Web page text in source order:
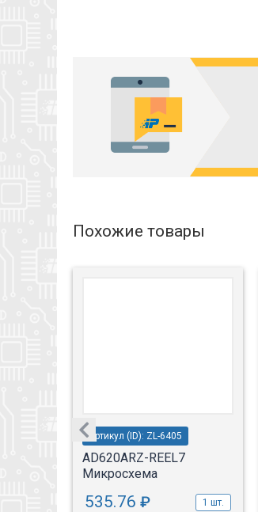
Похожие товары
Артикул (ID): ZL-6405
AD620ARZ-REEL7
Микросхема
535.76 ₽ 1 шт.